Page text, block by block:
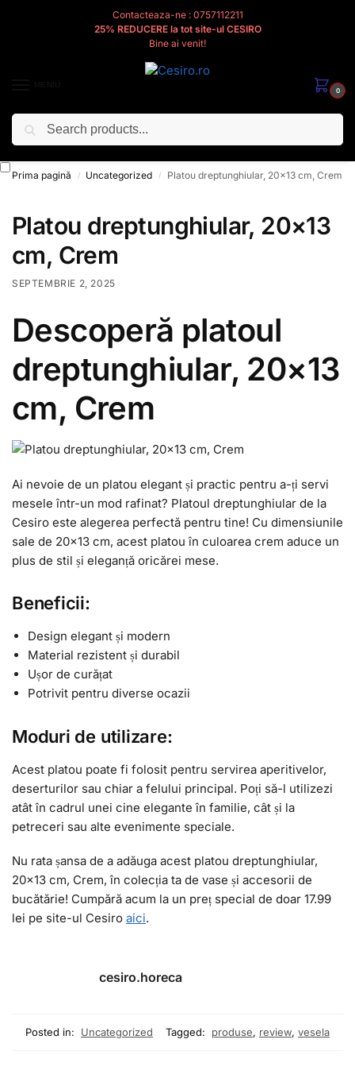
Contacteaza-ne : 0757112211
25% REDUCERE la tot site-ul CESIRO
Bine ai venit!
0
Cesiro
Prima pagină / Uncategorized / Platou dreptunghiular, 20×13 cm, Crem
Platou dreptunghiular, 20×13
cm, Crem
SEPTEMBRIE 2, 2025
Descoperă platoul
dreptunghiular, 20×13
cm, Crem
Ai nevoie de un platou elegant și practic pentru a-ți servi
mesele într-un mod rafinat? Platoul dreptunghiular de la
Cesiro este alegerea perfectă pentru tine! Cu dimensiunile
sale de 20×13 cm, acest platou în culoarea crem aduce un
plus de stil și eleganță oricărei mese.
Beneficii:
Design elegant și modern
Material rezistent și durabil
Ușor de curățat
Potrivit pentru diverse ocazii
Moduri de utilizare:
Acest platou poate fi folosit pentru servirea aperitivelor,
deserturilor sau chiar a felului principal. Poți să-l utilizezi
atât în cadrul unei cine elegante în familie, cât și la
petreceri sau alte evenimente speciale.
Nu rata șansa de a adăuga acest platou dreptunghiular,
20×13 cm, Crem, în colecția ta de vase și accesorii de
bucătărie! Cumpără acum la un preț special de doar 17.99
lei pe site-ul Cesiro aici.
cesiro.horeca
Posted in: Uncategorized Tagged: produse, review, vesela